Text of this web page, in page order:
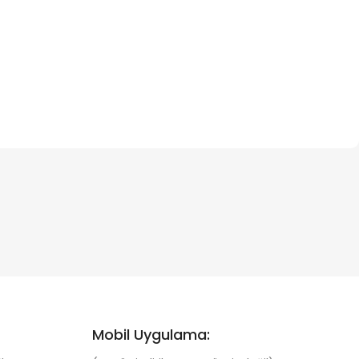
Mobil Uygulama: